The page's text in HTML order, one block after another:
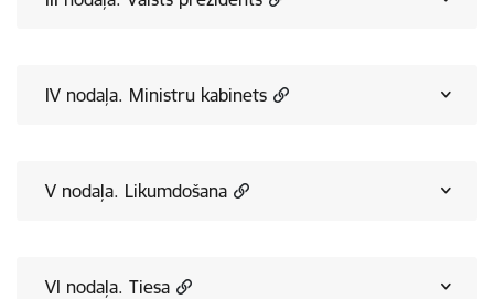
IV nodaļa. Ministru kabinets
V nodaļa. Likumdošana
VI nodaļa. Tiesa